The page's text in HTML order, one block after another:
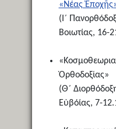
«Νέας
(I΄
Βοιωτίας, 16-
Ὀρθοδοξίας»
(Θ΄
Εὐβόίας, 7-